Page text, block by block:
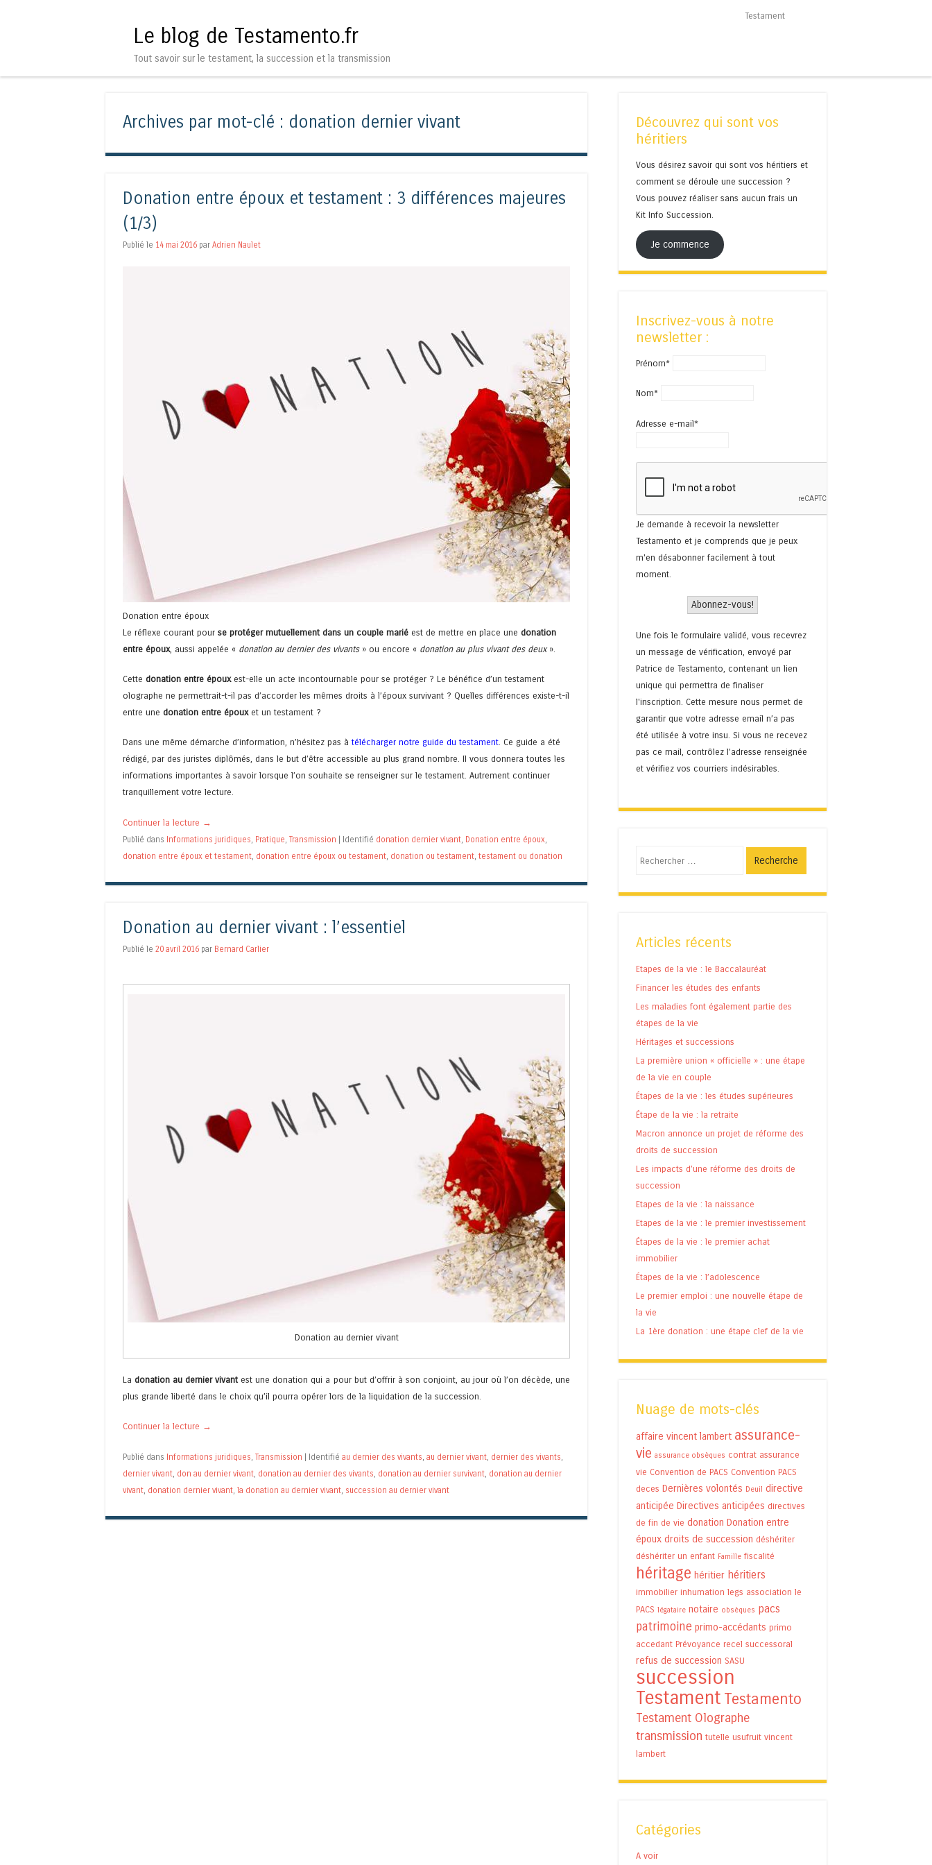
Le blog de Testamento.fr
Tout savoir sur le testament, la succession et la transmission
Testament
Archives par mot-clé : donation dernier vivant
Donation entre époux et testament : 3 différences majeures
(1/3)
Publié le 14 mai 2016 par Adrien Naulet
Donation entre époux
Le réflexe courant pour se protéger mutuellement dans un couple marié est de mettre en place une donation
entre époux, aussi appelée « donation au dernier des vivants» ou encore « donation au plus vivant des deux».
Cette donation entre épouxest-elle un acte incontournable pour se protéger ? Le bénéfice d’un testament
olographe ne permettrait-t-il pas d’accorder les mêmes droits à l’époux survivant ? Quelles différences existe-t-il
entre une donation entre épouxet un testament ?
Dans une même démarche d’information, n’hésitez pas àtélécharger notre guide du testament. Ce guide a été
rédigé, par des juristes diplômés, dans le but d’être accessible au plus grand nombre. Il vous donnera toutes les
informations importantes à savoir lorsque l’on souhaite se renseigner sur le testament. Autrement continuer
tranquillement votre lecture.
Continuer la lecture →
Publié dans Informations juridiques Pratique Transmission | Identifié donation dernier vivant Donation entre époux
donation entre époux et testament donation entre époux ou testament donation ou testament testament ou donation
Donation au dernier vivant : l’essentiel
Publié le 20 avril 2016 par Bernard Carlier
Donation au dernier vivant
Ladonation au dernier vivantest une donation qui a pour but d’offrir à son conjoint, au jour où l’on décède, une
plus grande liberté dans le choix qu’il pourra opérer lors de la liquidation de la succession.
Continuer la lecture →
Publié dans Informations juridiques Transmission | Identifié au dernier des vivants au dernier vivant dernier des vivants
dernier vivant don au dernier vivant donation au dernier des vivants donation au dernier survivant donation au dernier
vivant donation dernier vivant la donation au dernier vivant succession au dernier vivant
Découvrez qui sont vos
héritiers
Vous désirez savoir qui sont vos héritiers et
comment se déroule une succession ?
Vous pouvez réaliser sans aucun frais un
Kit Info Succession.
Je commence
Inscrivez-vous à notre
newsletter :
Prénom*
Nom*
Adresse e-mail*
Je demande à recevoir la newsletter
Testamento et je comprends que je peux
m'en désabonner facilement à tout
moment.
Une fois le formulaire validé, vous recevrez
un message de vérification, envoyé par
Patrice de Testamento, contenant un lien
unique qui permettra de finaliser
l'inscription. Cette mesure nous permet de
garantir que votre adresse email n’a pas
été utilisée à votre insu. Si vous ne recevez
pas ce mail, contrôlez l’adresse renseignée
et vérifiez vos courriers indésirables.
Articles récents
Etapes de la vie : le Baccalauréat
Financer les études des enfants
Les maladies font également partie des
étapes de la vie
Héritages et successions
La première union « officielle » : une étape
de la vie en couple
Étapes de la vie : les études supérieures
Étape de la vie : la retraite
Macron annonce un projet de réforme des
droits de succession
Les impacts d’une réforme des droits de
succession
Etapes de la vie : la naissance
Etapes de la vie : le premier investissement
Étapes de la vie : le premier achat
immobilier
Étapes de la vie : l’adolescence
Le premier emploi : une nouvelle étape de
la vie
La 1ère donation : une étape clef de la vie
Nuage de mots-clés
affaire vincent lambert assurance-
vie assurance obsèques contrat assurance
vie Convention de PACS Convention PACS
deces Dernières volontés Deuil directive
anticipée Directives anticipées directives
de fin de vie donation Donation entre
époux droits de succession déshériter
déshériter un enfant Famille fiscalité
héritage héritier héritiers
immobilier inhumation legs association le
PACS légataire notaire obsèques pacs
patrimoine primo-accédants primo
accedant Prévoyance recel successoral
refus de succession SASU
succession
Testament Testamento
Testament Olographe
transmission tutelle usufruit vincent
lambert
Catégories
A voir